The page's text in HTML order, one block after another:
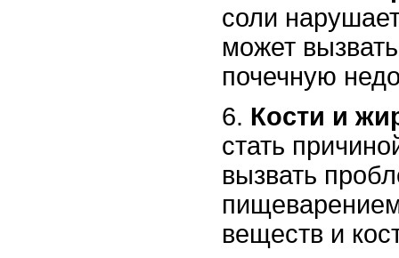
соли
может
почечную
6. Кости и
стать
вызвать
веществ и